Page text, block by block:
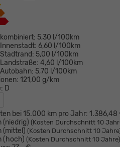
5,30 l/100km
6,60 l/100km
5,00 l/100km
4,60 l/100km
5,70 l/100km
121,00 g/km
D
bei 15.000 km pro Jahr: 1.386,48
(niedrig) (Kosten Durchschnitt 10
(mittel) (Kosten Durchschnitt 10
(hoch) (Kosten Durchschnitt 10 Jahre)